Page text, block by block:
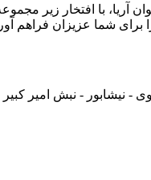
آریا، با افتخار زیر
را برای شما عزیزان
نیشابور - نبش امیر کبیر 7